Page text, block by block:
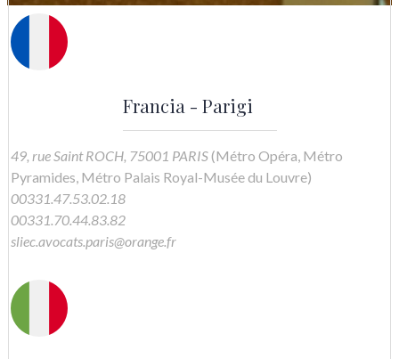
Francia - Parigi
49, rue Saint ROCH, 75001 PARIS(Métro Opéra, Métro
Pyramides, Métro Palais Royal-Musée du Louvre)
00331.47.53.02.18
00331.70.44.83.82
sliec.avocats.paris@orange.fr